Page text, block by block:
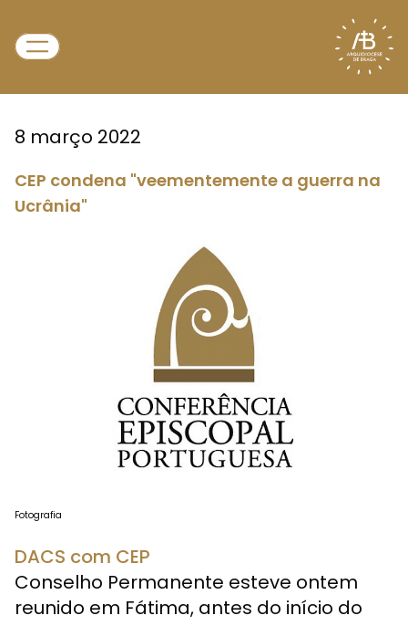
8 março 2022
CEP condena "veementemente a guerra na
Ucrânia"
Fotografia
DACS com CEP
Conselho Permanente esteve ontem
reunido em Fátima, antes do início do